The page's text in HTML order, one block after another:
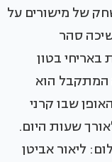
של מישורים על
סהר
באריחי בטון
המתקבל הוא
שבו קרני
שעות היום.
ליאור אביטן